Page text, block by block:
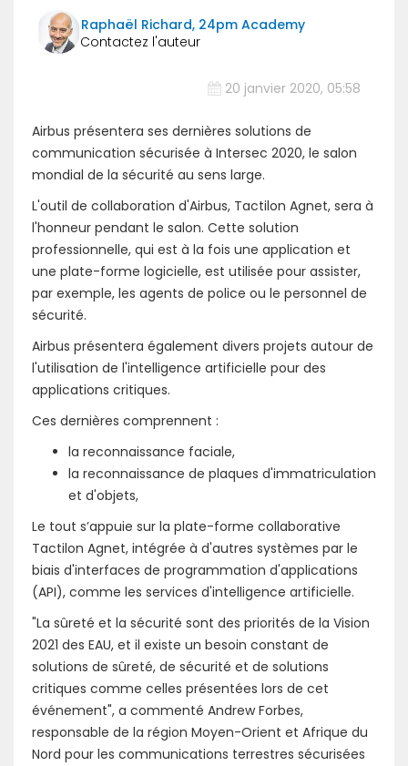
Raphaël Richard, 24pm Academy
20 janvier 2020, 05:58
Airbus présentera ses dernières solutions de
communication sécurisée à Intersec 2020, le salon
mondial de la sécurité au sens large.
L'outil de collaboration d'Airbus, Tactilon Agnet, sera à
l'honneur pendant le salon. Cette solution
professionnelle, qui est à la fois une application et
une plate-forme logicielle, est utilisée pour assister,
par exemple, les agents de police ou le personnel de
sécurité.
Airbus présentera également divers projets autour de
l'utilisation de l'intelligence artificielle pour des
applications critiques.
Ces dernières comprennent :
la reconnaissance faciale,
la reconnaissance de plaques d'immatriculation
et d'objets,
Le tout s’appuie sur la plate-forme collaborative
Tactilon Agnet, intégrée à d'autres systèmes par le
biais d'interfaces de programmation d'applications
(API), comme les services d'intelligence artificielle.
"La sûreté et la sécurité sont des priorités de la Vision
2021 des EAU, et il existe un besoin constant de
solutions de sûreté, de sécurité et de solutions
critiques comme celles présentées lors de cet
événement", a commenté Andrew Forbes,
responsable de la région Moyen-Orient et Afrique du
Nord pour les communications terrestres sécurisées